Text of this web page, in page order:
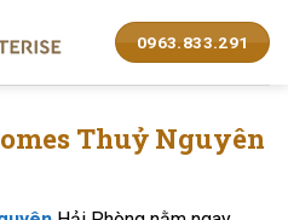
0963.833.291
Thuỷ Nguyên